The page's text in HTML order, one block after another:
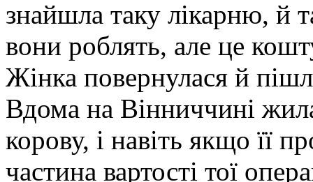
знайшла таку лікарню, й
вони роблять, але це
Жінка повернулася й
Вдома на Вінниччині
корову, і навіть якщо її
частина вартості тої